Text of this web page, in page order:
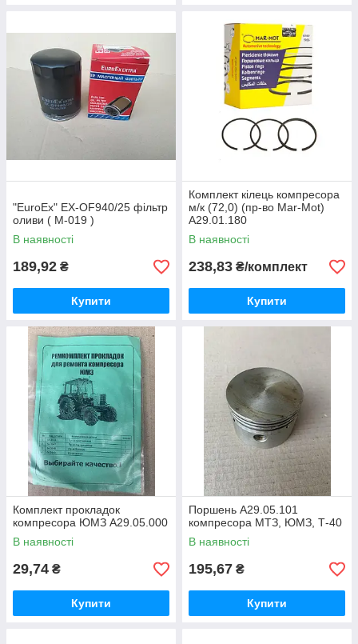
"EuroEx" EX-OF940/25 фільтр
оливи ( М-019 )
В наявності
189,92 ₴
Купити
Комплект кілець компресора
м/к (72,0) (пр-во Mar-Mot)
А29.01.180
В наявності
238,83 ₴/комплект
Купити
Комплект прокладок
компресора ЮМЗ А29.05.000
В наявності
29,74 ₴
Купити
Поршень А29.05.101
компресора МТЗ, ЮМЗ, Т-40
В наявності
195,67 ₴
Купити